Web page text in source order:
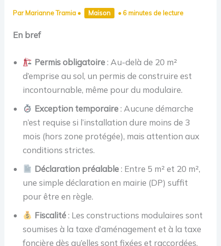
Par Marianne Tramia • Maison • 6 minutes de lecture
En bref
Permis obligatoire: Au-delà de 20 m²
d’emprise au sol, un permis de construire est
incontournable, même pour du modulaire.
Exception temporaire: Aucune démarche
n’est requise si l’installation dure moins de 3
mois (hors zone protégée), mais attention aux
conditions strictes.
Déclaration préalable: Entre 5 m² et 20 m²,
une simple déclaration en mairie (DP) suffit
pour être en règle.
Fiscalité: Les constructions modulaires sont
soumises à la taxe d’aménagement et à la taxe
foncière dès qu’elles sont fixées et raccordées.